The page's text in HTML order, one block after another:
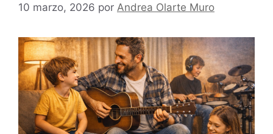
10 marzo, 2026 por Andrea Olarte Muro